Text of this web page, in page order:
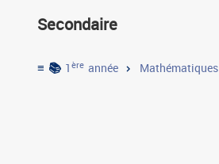
Secondaire
≡ 📚 1ère année Mathématiques